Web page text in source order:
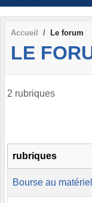
Accueil Le forum
LE
2 rubriques
rubriques
Bourse au matériel